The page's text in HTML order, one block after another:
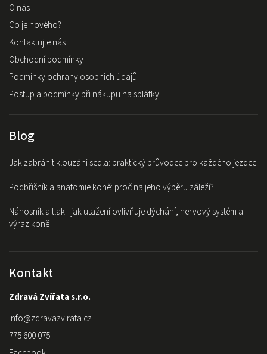
O nás
Co je nového?
Kontaktujte nás
Obchodní podmínky
Podmínky ochrany osobních údajů
Postup a podmínky při nákupu na splátky
Blog
Jak zabránit klouzání sedla: praktický průvodce pro každého jezdce
Podbřišník a anatomie koně: proč na jeho výběru záleží?
Nánosník a tlak - jak utažení ovlivňuje dýchání, nervový systém a
výraz koně
Kontakt
Zdravá Zvířata s.r.o.
info@zdravazvirata.cz
775 600 075